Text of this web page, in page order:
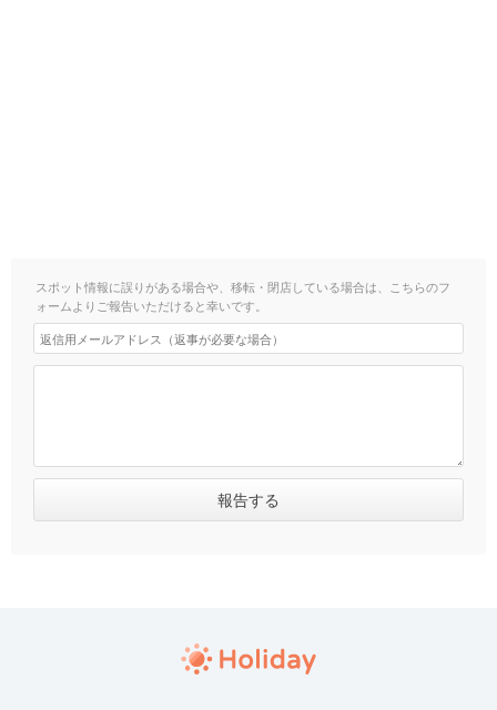
スポット情報に誤りがある場合や、移転・閉店している場合は、こちらのフ
ォームよりご報告いただけると幸いです。